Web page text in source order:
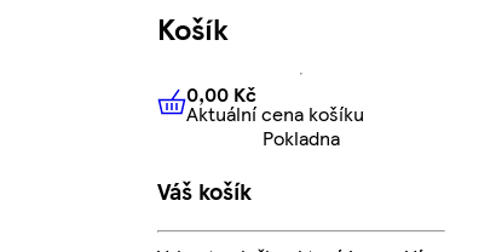
Košík
0,00 KčAktuální cena košíku
0,00 Kč
Aktuální cena košíku
Pokladna
Váš košík